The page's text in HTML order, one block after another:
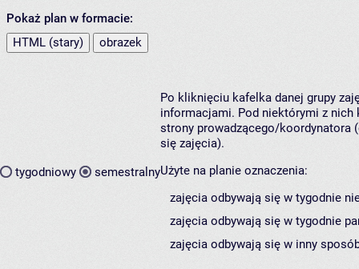
Pokaż plan w formacie:
HTML (stary)
obrazek
tygodniowy semestralny
Po kliknięciu kafelka danej grupy
informacjami. Pod niektórymi z nich
strony prowadzącego/koordynatora
się zajęcia).
Użyte na planie oznaczenia:
zajęcia odbywają się w tygodnie
zajęcia odbywają się w tygodnie
zajęcia odbywają się w inny